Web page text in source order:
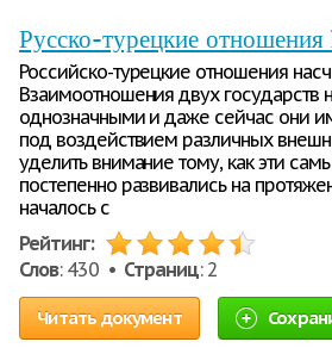
Русско-турецкие
Российско-турецкие отношения
Взаимоотношения двух государств
однозначными и даже сейчас они
под воздействием различных
уделить внимание тому, как эти
постепенно развивались на
началось с
Рейтинг:
Слов: 430 • Страниц: 2
Читать документ